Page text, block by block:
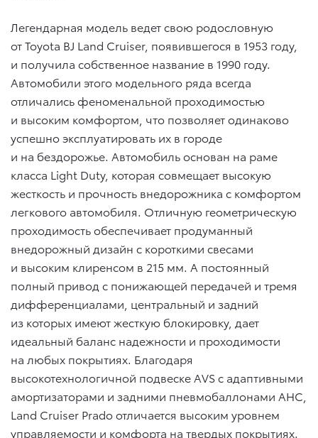
Легендарная модель ведет свою родословную
от Toyota BJ Land Cruiser, появившегося в 1953 году,
и получила собственное название в 1990 году.
Автомобили этого модельного ряда всегда
отличались феноменальной проходимостью
и высоким комфортом, что позволяет одинаково
успешно эксплуатировать их в городе
и на бездорожье. Автомобиль основан на раме
класса Light Duty, которая совмещает высокую
жесткость и прочность внедорожника с комфортом
легкового автомобиля. Отличную геометрическую
проходимость обеспечивает продуманный
внедорожный дизайн с короткими свесами
и высоким клиренсом в 215 мм. А постоянный
полный привод с понижающей передачей и тремя
дифференциалами, центральный и задний
из которых имеют жесткую блокировку, дает
идеальный баланс надежности и проходимости
на любых покрытиях. Благодаря
высокотехнологичной подвеске AVS с адаптивными
амортизаторами и задними пневмобаллонами AHC,
Land Cruiser Prado отличается высоким уровнем
управляемости и комфорта на твердых покрытиях.